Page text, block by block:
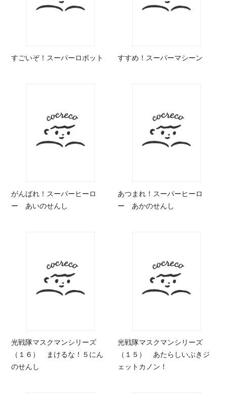
すごいぞ！スーパーロボット すすめ！スーパーマシーン
がんばれ！スーパーヒーロ
ー あいのせんし
あつまれ！スーパーヒーロ
ー あかのせんし
光戦隊マスクマンシリーズ
（１６） まけるな！５にん
のせんし
光戦隊マスクマンシリーズ
（１５） あたらしいぶきジ
ェットカノン！